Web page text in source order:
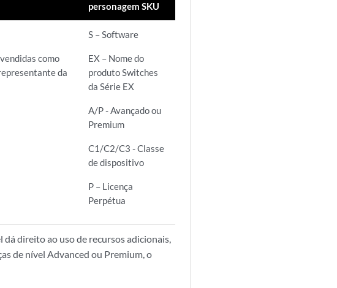
personagem SKU
como
da
S – Software
EX – Nome do
produto Switches
da Série EX
A/P - Avançado ou
Premium
C1/C2/C3 - Classe
de dispositivo
P – Licença
Perpétua
dá direito ao uso de recursos adicionais,
de nível Advanced ou Premium, o